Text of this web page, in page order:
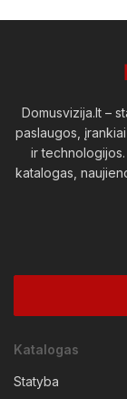
Domusvizija.lt –
paslaugos,
ir
katalogas,
Katalogas
Statyba